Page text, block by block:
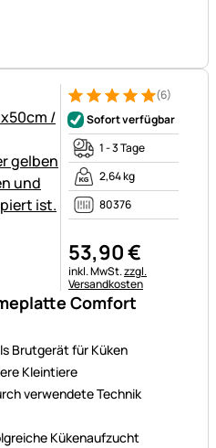
Comfort
Brutgerät für Küken
Kleintiere
verwendete Technik
Kükenaufzucht
Bewertung: 5 von 5 (6
6 Bewertungen
(6)
Sofort verfügbar
1 - 3 Tage
2,64 kg
80376
53,90€
Steuerhinweis:
inkl. MwSt.zzgl.
Versandkosten